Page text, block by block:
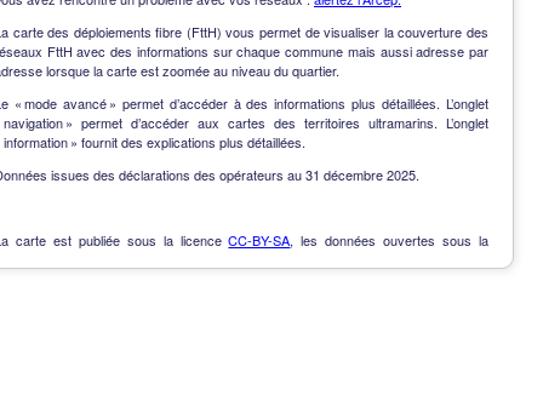
carte des déploiements fibre (FttH) vous permet de visualiser la couverture des
FttH avec des informations sur chaque commune mais aussi adresse par
lorsque la carte est zoomée au niveau du quartier.
« mode avancé » permet d’accéder à des informations plus détaillées. L’onglet
navigation » permet d’accéder aux cartes des territoires ultramarins. L’onglet
information » fournit des explications plus détaillées.
issues des déclarations des opérateurs au 31 décembre 2025.
carte est publiée sous la licenceCC-BY-SA, les données ouvertes sous la